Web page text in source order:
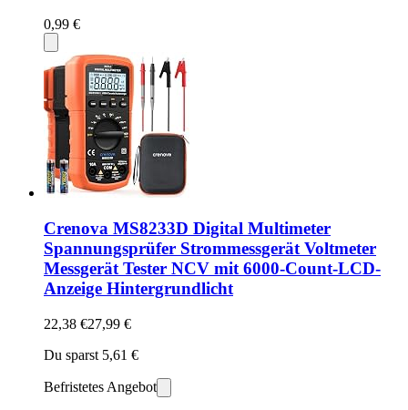
0,99 €
Crenova MS8233D Digital Multimeter
Spannungsprüfer Strommessgerät Voltmeter
Messgerät Tester NCV mit 6000-Count-LCD-
Anzeige Hintergrundlicht
22,38 €27,99 €
Du sparst 5,61 €
Befristetes Angebot